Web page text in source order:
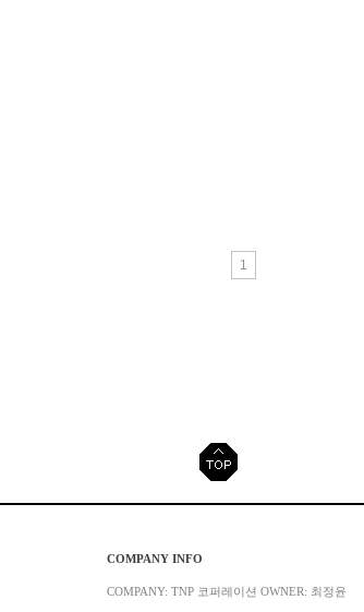
1
COMPANY INFO
COMPANY: TNP 코퍼레이션 OWNER: 최정윤